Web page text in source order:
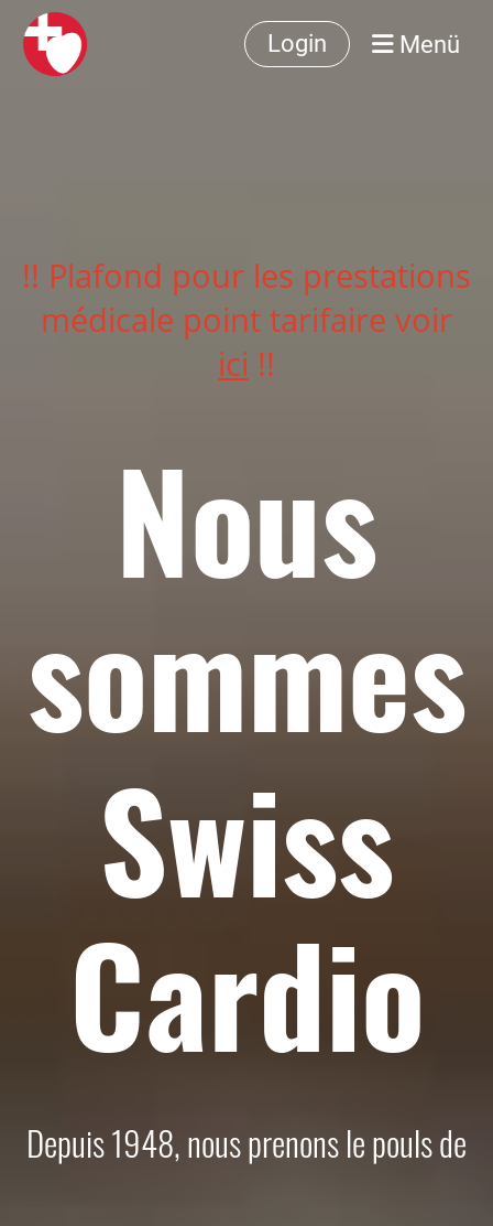
Login Menü
!! Plafond pour les prestations
médicale point tarifaire voir
ici !!
Nous
sommes
Swiss
Cardio
Depuis 1948, nous prenons le pouls de